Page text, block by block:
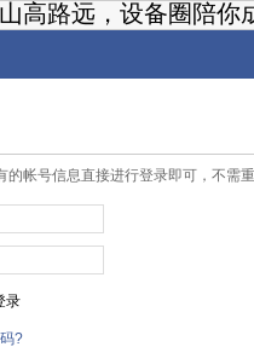
高路远，设备圈陪你
的帐号信息直接进行登录即可，不需
录
?